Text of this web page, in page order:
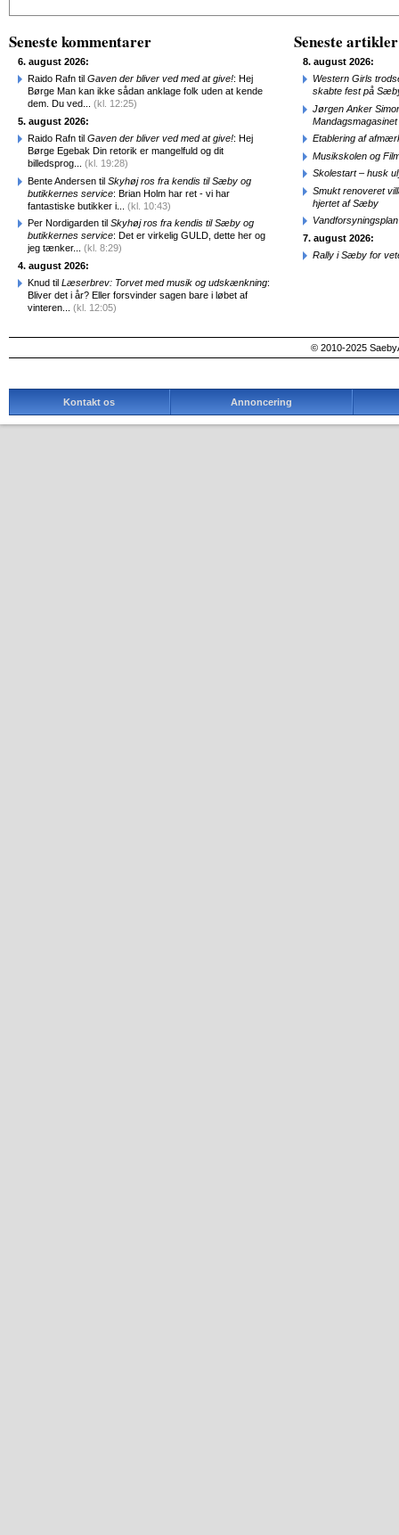
Seneste kommentarer
6. august 2026:
Raido Rafn til Gaven der bliver ved med at give!: Hej
Børge Man kan ikke sådan anklage folk uden at kende
dem. Du ved... (kl. 12:25)
5. august 2026:
Raido Rafn til Gaven der bliver ved med at give!: Hej
Børge Egebak Din retorik er mangelfuld og dit
billedsprog... (kl. 19:28)
Bente Andersen til Skyhøj ros fra kendis til Sæby og
butikkernes service: Brian Holm har ret - vi har
fantastiske butikker i... (kl. 10:43)
Per Nordigarden til Skyhøj ros fra kendis til Sæby og
butikkernes service: Det er virkelig GULD, dette her og
jeg tænker... (kl. 8:29)
4. august 2026:
Knud til Læserbrev: Torvet med musik og udskænkning:
Bliver det i år? Eller forsvinder sagen bare i løbet af
vinteren... (kl. 12:05)
Seneste artikler
8. august 2026:
Western Girls
skabte fest på
Jørgen Anker
Mandagsmagasinet
Etablering af
Musikskolen og
Skolestart – husk
Smukt renoveret
hjertet af Sæby
7. august 2026:
Rally i Sæby for
© 2010-2025
Kontakt os Annoncering